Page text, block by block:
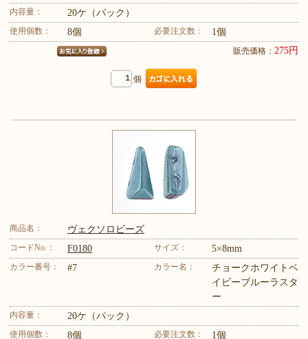
内容量： 20ケ（パック）
使用個数： 8個 必要注文数： 1個
販売価格： 275円
個
商品名： ヴェクソロビーズ
コードNo.： F0180 サイズ： 5×8mm
カラー番号： #7 カラー名：
チョークホワイトベ
イビーブルーラスタ
ー
内容量： 20ケ（パック）
使用個数： 8個 必要注文数： 1個